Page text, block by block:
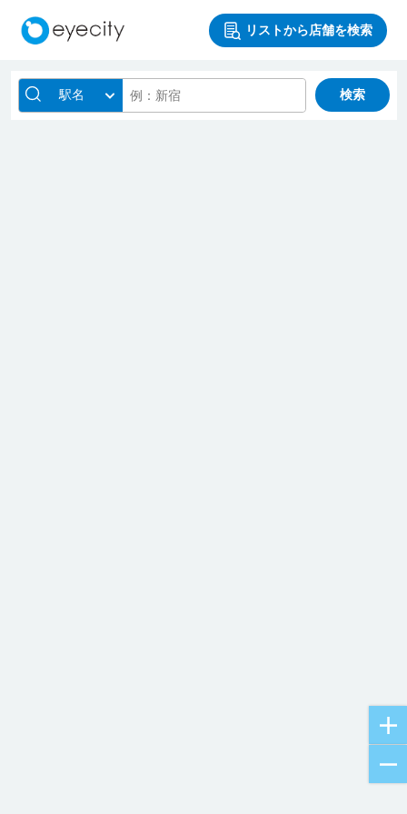
リストから店舗を検索
駅名 検索